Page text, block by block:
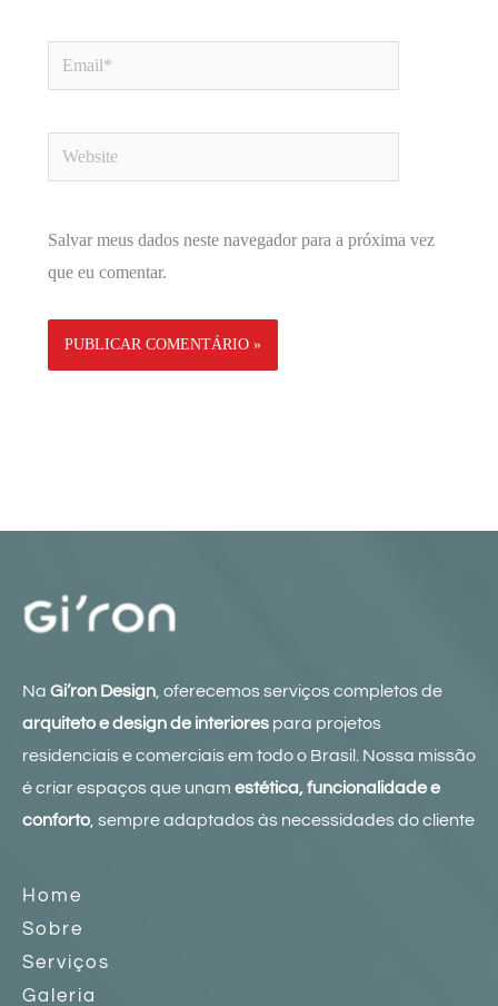
Email*
Website
Salvar meus dados neste navegador para a próxima vez
que eu comentar.
Na Gi’ron Design, oferecemos serviços completos de
arquiteto e design de interiores para projetos
residenciais e comerciais em todo o Brasil. Nossa missão
é criar espaços que unam estética, funcionalidade e
conforto, sempre adaptados às necessidades do cliente
Home
Sobre
Serviços
Galeria